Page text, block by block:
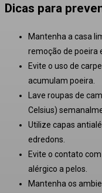
Dicas para
Mantenha a casa
remoção de poeira
Evite o uso de
acumulam poeira.
Lave roupas de
Celsius)
Utilize capas
edredons.
Evite o contato
alérgico a pelos.
Mantenha os